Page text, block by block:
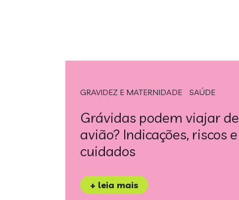
GRAVIDEZ E MATERNIDADE SAÚDE
Grávidas podem viajar de
avião? Indicações, riscos e
cuidados
+ leia mais